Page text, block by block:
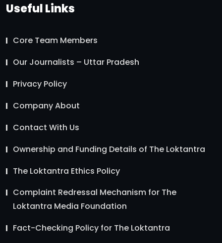
Useful Links
Core Team Members
Our Journalists – Uttar Pradesh
Privacy Policy
Company About
Contact With Us
Ownership and Funding Details of The Loktantra
The Loktantra Ethics Policy
Complaint Redressal Mechanism for The
Loktantra Media Foundation
Fact-Checking Policy for The Loktantra